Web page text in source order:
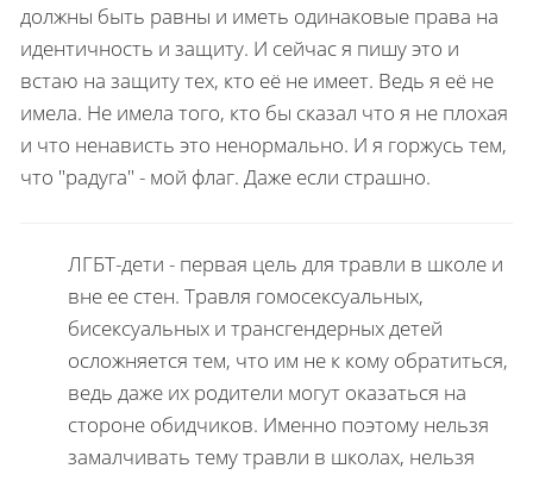
должны быть равны и иметь одинаковые права на
идентичность и защиту. И сейчас я пишу это и
встаю на защиту тех, кто её не имеет. Ведь я её не
имела. Не имела того, кто бы сказал что я не плохая
и что ненависть это ненормально. И я горжусь тем,
что "радуга" - мой флаг. Даже если страшно.
ЛГБТ-дети - первая цель для травли в школе и
вне ее стен. Травля гомосексуальных,
бисексуальных и трансгендерных детей
осложняется тем, что им не к кому обратиться,
ведь даже их родители могут оказаться на
стороне обидчиков. Именно поэтому нельзя
замалчивать тему травли в школах, нельзя